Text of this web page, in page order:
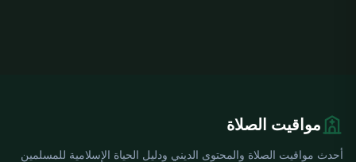
مواقيت الصلاة
أحدث مواقيت الصلاة والمحتوى الديني ودليل الحياة الإسلامية للمسلمين